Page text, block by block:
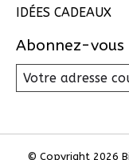
IDÉES CADEAUX
Abonnez-
© Copyright 2026